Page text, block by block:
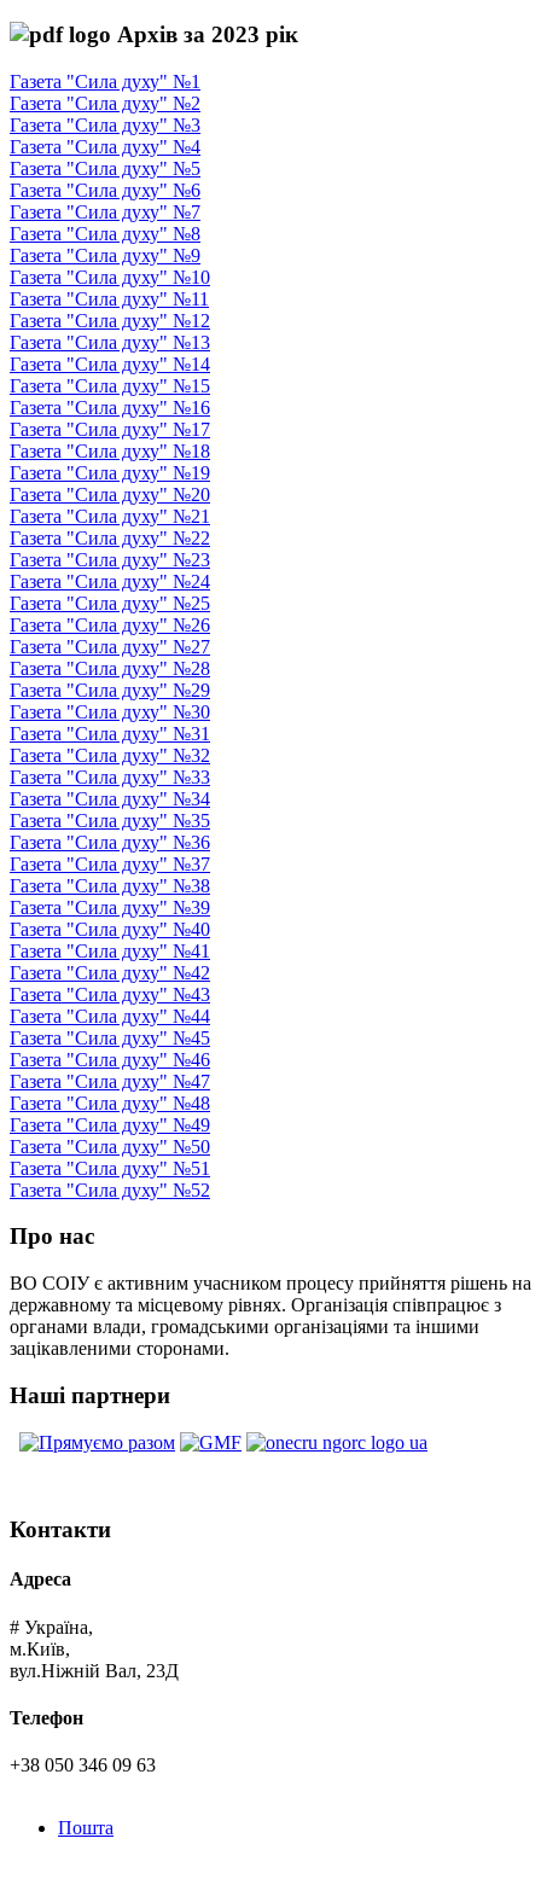
Архів за 2023 рік
Газета "Сила духу" №1
Газета "Сила духу" №2
Газета "Сила духу" №3
Газета "Сила духу" №4
Газета "Сила духу" №5
Газета "Сила духу" №6
Газета "Сила духу" №7
Газета "Сила духу" №8
Газета "Сила духу" №9
Газета "Сила духу" №10
Газета "Сила духу" №11
Газета "Сила духу" №12
Газета "Сила духу" №13
Газета "Сила духу" №14
Газета "Сила духу" №15
Газета "Сила духу" №16
Газета "Сила духу" №17
Газета "Сила духу" №18
Газета "Сила духу" №19
Газета "Сила духу" №20
Газета "Сила духу" №21
Газета "Сила духу" №22
Газета "Сила духу" №23
Газета "Сила духу" №24
Газета "Сила духу" №25
Газета "Сила духу" №26
Газета "Сила духу" №27
Газета "Сила духу" №28
Газета "Сила духу" №29
Газета "Сила духу" №30
Газета "Сила духу" №31
Газета "Сила духу" №32
Газета "Сила духу" №33
Газета "Сила духу" №34
Газета "Сила духу" №35
Газета "Сила духу" №36
Газета "Сила духу" №37
Газета "Сила духу" №38
Газета "Сила духу" №39
Газета "Сила духу" №40
Газета "Сила духу" №41
Газета "Сила духу" №42
Газета "Сила духу" №43
Газета "Сила духу" №44
Газета "Сила духу" №45
Газета "Сила духу" №46
Газета "Сила духу" №47
Газета "Сила духу" №48
Газета "Сила духу" №49
Газета "Сила духу" №50
Газета "Сила духу" №51
Газета "Сила духу" №52
Про нас
ВО СОІУ є активним учасником процесу прийняття рішень на
державному та місцевому рівнях. Організація співпрацює з
органами влади, громадськими організаціями та іншими
зацікавленими сторонами.
Наші партнери
Контакти
Адреса
# Україна,
м.Київ,
вул.Ніжній Вал, 23Д
Телефон
+38 050 346 09 63
Пошта